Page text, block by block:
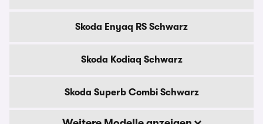
Skoda Enyaq RS Schwarz
Skoda Kodiaq Schwarz
Skoda Superb Combi Schwarz